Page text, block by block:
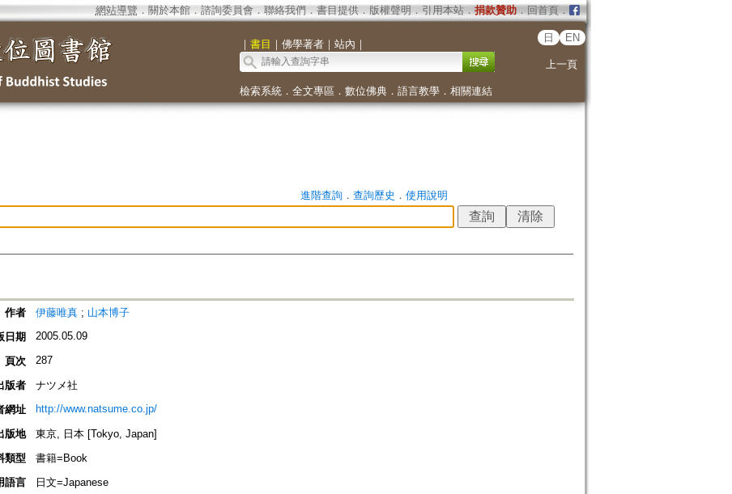
網站導覽 ． 關於本館． 諮詢委員會． 聯絡我們 ． 書目提供． 版權聲明 ． 引用本站． 捐款贊助．回首頁．
｜ 書目 ｜ 佛學著者｜ 站內 ｜
日 EN
上一頁
檢索系統． 全文專區 ． 數位佛典． 語言教學． 相關連結
進階查詢． 查詢歷史 ． 使用說明
作者 伊藤唯真; 山本博子
日期
2005.05.09
頁次 287
版者
ナツメ社
網址
http://www.natsume.co.jp/
版地
東京, 日本 [Tokyo, Japan]
類型
書籍=Book
語言
日文=Japanese